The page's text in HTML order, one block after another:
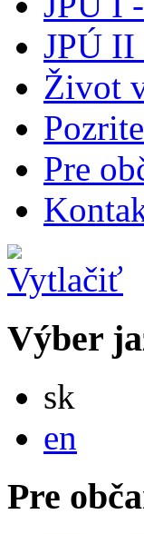
JPÚ II
Život
Pre
Výber
sk
en
Pre